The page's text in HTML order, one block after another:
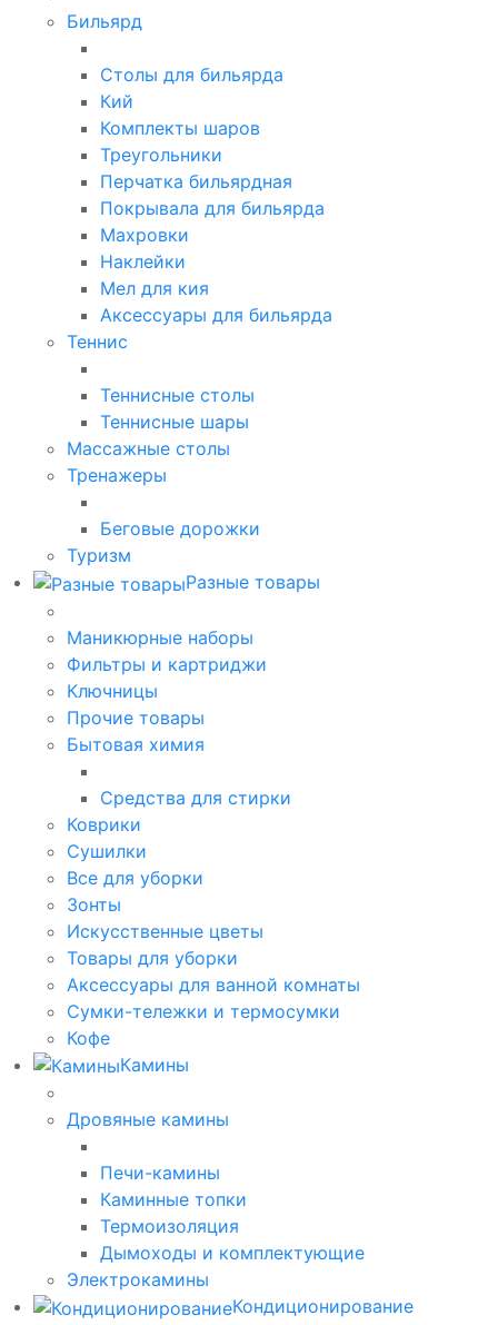
Бильярд
Столы для бильярда
Кий
Комплекты шаров
Треугольники
Перчатка бильярдная
Покрывала для бильярда
Махровки
Наклейки
Мел для кия
Аксессуары для бильярда
Теннис
Теннисные столы
Теннисные шары
Массажные столы
Тренажеры
Беговые дорожки
Туризм
Разные товары
Маникюрные наборы
Фильтры и картриджи
Ключницы
Прочие товары
Бытовая химия
Средства для стирки
Коврики
Сушилки
Все для уборки
Зонты
Искусственные цветы
Товары для уборки
Аксессуары для ванной комнаты
Сумки-тележки и термосумки
Кофе
Камины
Дровяные камины
Печи-камины
Каминные топки
Термоизоляция
Дымоходы и комплектующие
Электрокамины
Кондиционирование